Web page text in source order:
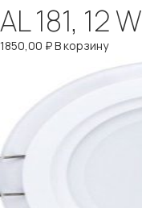
AL 181, 12 W
1850,00 ₽В корзину